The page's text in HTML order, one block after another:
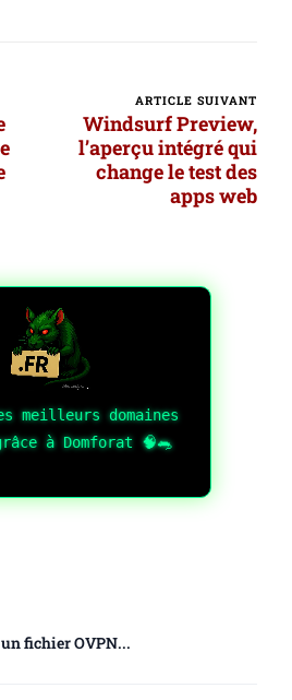
ARTICLE SUIVANT
Windsurf Preview,
l’aperçu intégré qui
change le test des
apps web
meilleurs domaines
à Domforat 🧠🐀
fichier OVPN...